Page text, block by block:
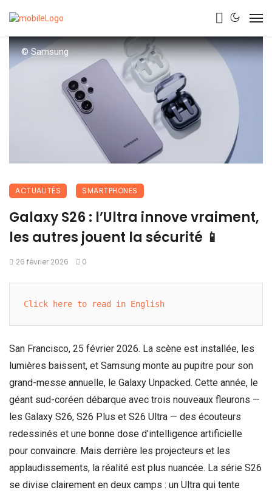
© Samsung
ACTUALITÉS SMARTPHONES
Galaxy S26 : l’Ultra innove vraiment,
les autres jouent la sécurité 📱
26 février 2026 0
Click here to read in English
San Francisco, 25 février 2026. La scène est installée, les
lumières baissent, et Samsung monte au pupitre pour son
grand-messe annuelle, le Galaxy Unpacked. Cette année, le
géant sud-coréen débarque avec trois nouveaux fleurons —
les Galaxy S26, S26 Plus et S26 Ultra — des écouteurs
redessinés et une bonne dose d’intelligence artificielle
pour convaincre. Mais derrière les projecteurs et les
applaudissements, la réalité est plus nuancée. La série S26
se divise clairement en deux camps : un Ultra qui tente